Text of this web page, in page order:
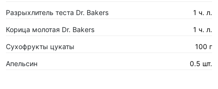
Разрыхлитель теста Dr. Bakers 1 ч. л.
Корица молотая Dr. Bakers 1 ч. л.
Сухофрукты цукаты 100 г
Апельсин 0.5 шт.